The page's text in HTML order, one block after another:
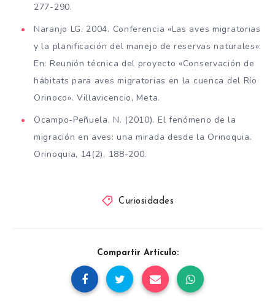
277-290.
Naranjo LG. 2004. Conferencia «Las aves migratorias
y la planificación del manejo de reservas naturales».
En: Reunión técnica del proyecto «Conservación de
hábitats para aves migratorias en la cuenca del Río
Orinoco». Villavicencio, Meta.
Ocampo-Peñuela, N. (2010). El fenómeno de la
migración en aves: una mirada desde la Orinoquia.
Orinoquia, 14(2), 188-200.
Curiosidades
Compartir Artículo: